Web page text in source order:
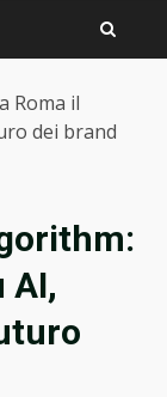
Roma il
dei brand
AI,